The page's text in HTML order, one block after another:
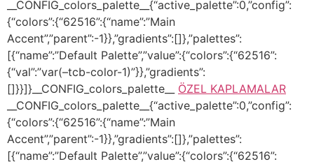
__CONFIG_colors_palette__{“active_palette”:0,”config”:
{“colors”:{“62516”:{“name”:”Main
Accent”,”parent”:-1}},”gradients”:[]},”palettes”:
[{“name”:”Default Palette”,”value”:{“colors”:{“62516”:
{“val”:”var(–tcb-color-1)”}},”gradients”:
[]}}]}__CONFIG_colors_palette__ ÖZEL KAPLAMALAR
__CONFIG_colors_palette__{“active_palette”:0,”config”:
{“colors”:{“62516”:{“name”:”Main
Accent”,”parent”:-1}},”gradients”:[]},”palettes”:
[{“name”:”Default Palette”,”value”:{“colors”:{“62516”: